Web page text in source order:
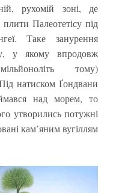
рухомій зоні, де
плити Палеотетісу під
Таке занурення
у якому впродовж
тому)
натиском Ґондвани
над морем, то
утворились потужні
кам’яним вугіллям